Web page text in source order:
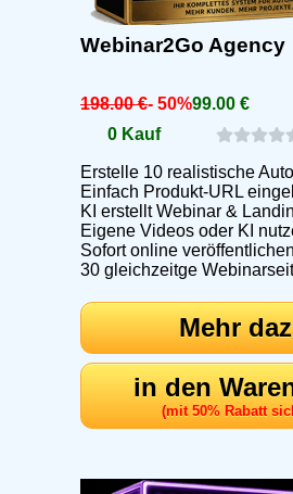
Webinar2Go Agency
198.00 €- 50%99.00 €
0 Kauf
Erstelle 10 realistische
Einfach Produkt-URL
KI erstellt Webinar &
Eigene Videos oder KI
Sofort online veröffentlichen
30 gleichzeitge
Mehr
in den
(mit 50% Rabatt